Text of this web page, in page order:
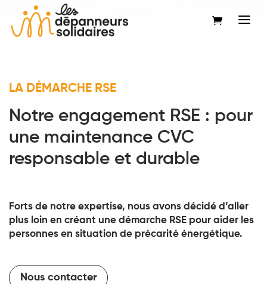
LA DÉMARCHE RSE
Notre engagement RSE : pour
une maintenance CVC
responsable et durable
Forts de notre expertise, nous avons décidé d’aller
plus loin en créant une démarche RSE pour aider les
personnes en situation de précarité énergétique.
Nous contacter